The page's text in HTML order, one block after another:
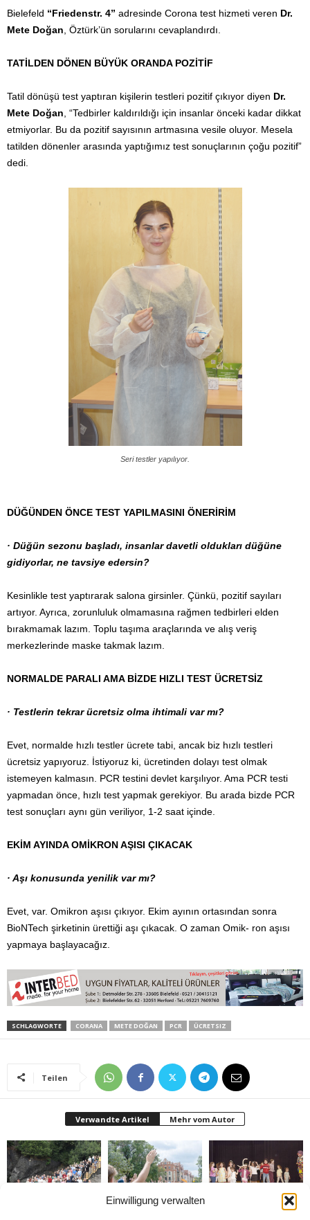
Einwilligung verwalten
Bielefeld “Friedenstr. 4” adresinde Corona test hizmeti veren Dr.
Mete Doğan, Öztürk’ün sorularını cevaplandırdı.
TATİLDEN DÖNEN BÜYÜK ORANDA POZİTİF
Tatil dönüşü test yaptıran kişilerin testleri pozitif çıkıyor diyen Dr.
Mete Doğan, “Tedbirler kaldırıldığı için insanlar önceki kadar dikkat
etmiyorlar. Bu da pozitif sayısının artmasına vesile oluyor. Mesela
tatilden dönenler arasında yaptığımız test sonuçlarının çoğu pozitif”
dedi.
Seri testler yapılıyor.
DÜĞÜNDEN ÖNCE TEST YAPILMASINI ÖNERİRİM
· Düğün sezonu başladı, insanlar davetli oldukları düğüne
gidiyorlar, ne tavsiye edersin?
Kesinlikle test yaptırarak salona girsinler. Çünkü, pozitif sayıları
artıyor. Ayrıca, zorunluluk olmamasına rağmen tedbirleri elden
bırakmamak lazım. Toplu taşıma araçlarında ve alış veriş
merkezlerinde maske takmak lazım.
NORMALDE PARALI AMA BİZDE HIZLI TEST ÜCRETSİZ
· Testlerin tekrar ücretsiz olma ihtimali var mı?
Evet, normalde hızlı testler ücrete tabi, ancak biz hızlı testleri
ücretsiz yapıyoruz. İstiyoruz ki, ücretinden dolayı test olmak
istemeyen kalmasın. PCR testini devlet karşılıyor. Ama PCR testi
yapmadan önce, hızlı test yapmak gerekiyor. Bu arada bizde PCR
test sonuçları aynı gün veriliyor, 1-2 saat içinde.
EKİM AYINDA OMİKRON AŞISI ÇIKACAK
· Aşı konusunda yenilik var mı?
Evet, var. Omikron aşısı çıkıyor. Ekim ayının ortasından sonra
BioNTech şirketinin ürettiği aşı çıkacak. O zaman Omik- ron aşısı
yapmaya başlayacağız.
SCHLAGWORTE CORANA METE DOĞAN PCR ÜCRETSIZ
Teilen
Verwandte Artikel Mehr vom Autor